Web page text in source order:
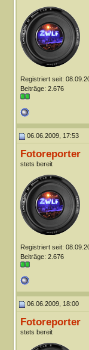
Registriert seit:
Beiträge: 2.676
06.06.2009, 17:53
Fotoreporter
stets bereit
Registriert seit:
Beiträge: 2.676
06.06.2009, 18:00
Fotoreporter
stets bereit